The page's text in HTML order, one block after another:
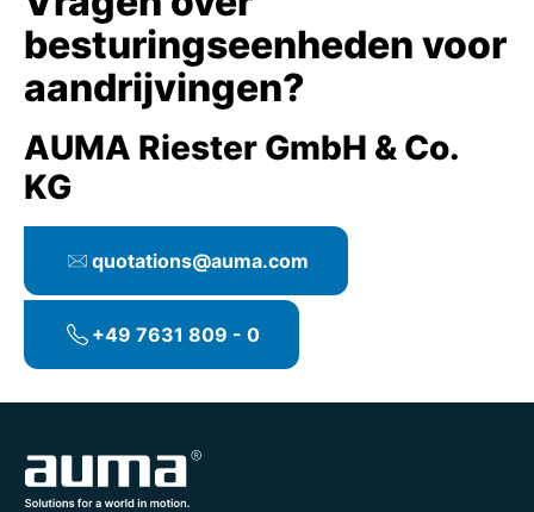
besturingseenheden voor
aandrijvingen?
AUMA Riester GmbH & Co.
KG
quotations@auma.com
+49 7631 809 - 0